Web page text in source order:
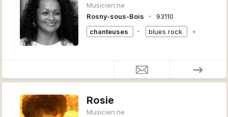
Musicien.ne
Rosny-sous-Bois
∙
93110
chanteuses
∙ blues rock +
Rosie
Musicien.ne